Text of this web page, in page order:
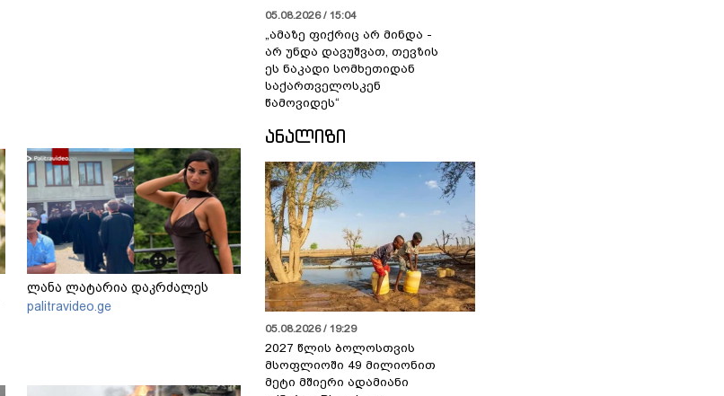
ლანა ლატარია დაკრძალეს
palitravideo.ge
05.08.2026 / 15:04
„ამაზე ფიქრიც არ მინდა -
არ უნდა დავუშვათ, თევზის
ეს ნაკადი სომხეთიდან
საქართველოსკენ
წამოვიდეს“
ᲐᲜᲐᲚᲘᲖᲘ
05.08.2026 / 19:29
2027 წლის ბოლოსთვის
მსოფლიოში 49 მილიონით
მეტი მშიერი ადამიანი